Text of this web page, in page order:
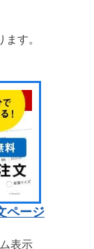
す。
ページ
表示